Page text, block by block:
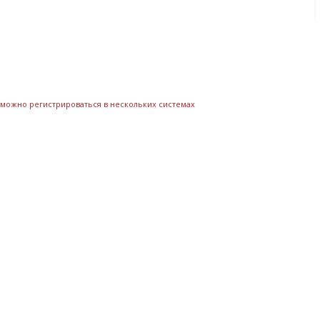
регистрироваться в нескольких системах